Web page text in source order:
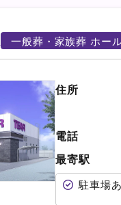
一般葬・家族葬 ホー
住所
電話
最寄駅
駐車場